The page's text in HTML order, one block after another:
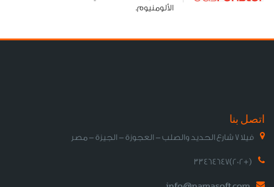
الألومنيوم.
اتصل بنا
فيلا 7 شارع الحديد والصلب - العجوزة - الجيزة - مصر
(+202)33464647